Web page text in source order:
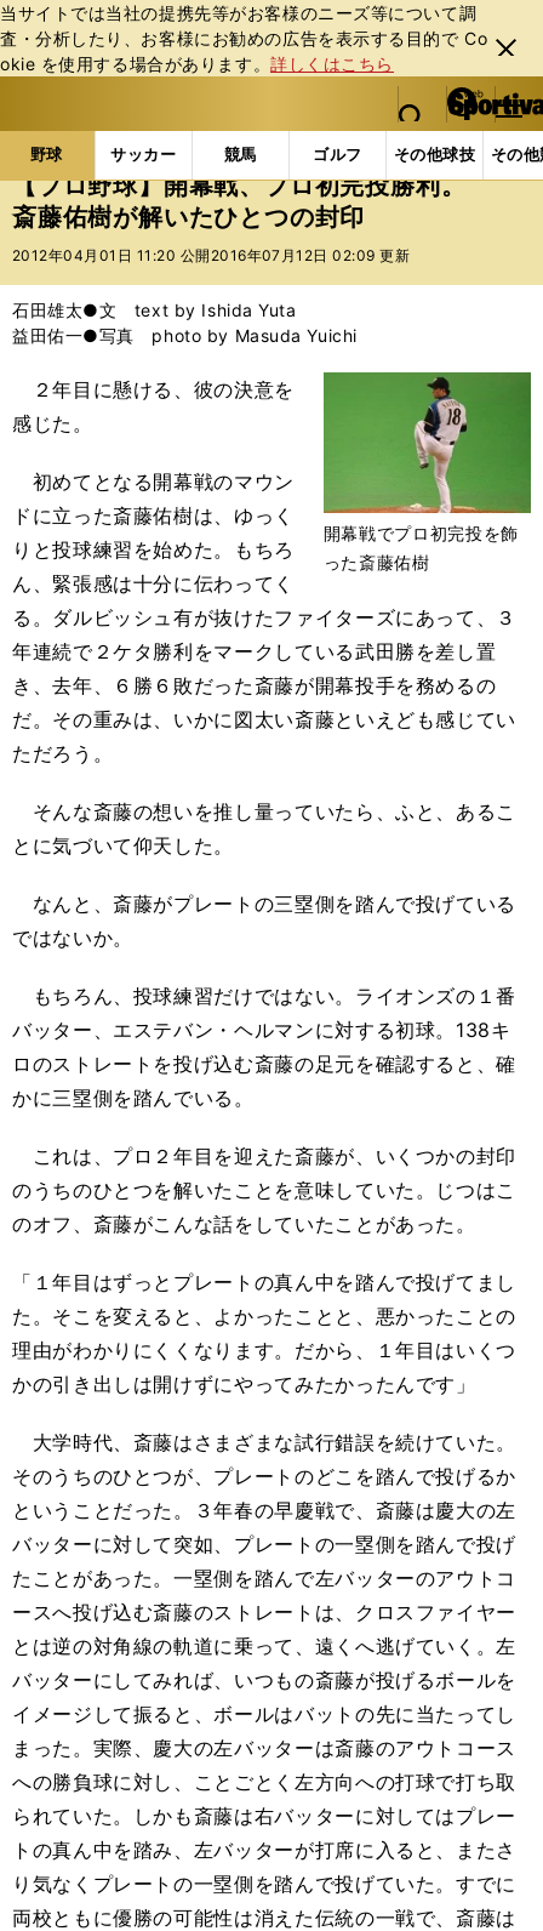
当サイトでは当社の提携先等がお客様のニーズ等について調
査・分析したり、お客様にお勧めの広告を表⽰する⽬的で Co
okie を使⽤する場合があります。詳しくはこちら
閉じ
る
web Sportiva (webスポルティーバ)
検索
マイペ
ー
ジ
メニュ
野球 サッカー 競馬 ゴルフ その他球技 その
b
ス
ポ
ル
バ
野球の記事一覧 プロ野球 【プロ野球】開幕戦、プ
【プロ野球】開幕戦、プロ初完投勝利。
斎藤佑樹が解いたひとつの封印
2012年04月01日 11:20 公開 2016年07月12日 02:09 更新
石田雄太●文 text by Ishida Yuta
益田佑一●写真 photo by Masuda Yuichi
開幕戦でプロ初完投を飾
った斎藤佑樹
２年目に懸ける、彼の決意を
感じた。
初めてとなる開幕戦のマウン
ドに立った斎藤佑樹は、ゆっく
りと投球練習を始めた。もちろ
ん、緊張感は十分に伝わってく
る。ダルビッシュ有が抜けたファイターズにあって、３
年連続で２ケタ勝利をマークしている武田勝を差し置
き、去年、６勝６敗だった斎藤が開幕投手を務めるの
だ。その重みは、いかに図太い斎藤といえども感じてい
ただろう。
そんな斎藤の想いを推し量っていたら、ふと、あるこ
とに気づいて仰天した。
なんと、斎藤がプレートの三塁側を踏んで投げている
ではないか。
もちろん、投球練習だけではない。ライオンズの１番
バッター、エステバン・ヘルマンに対する初球。138キ
ロのストレートを投げ込む斎藤の足元を確認すると、確
かに三塁側を踏んでいる。
これは、プロ２年目を迎えた斎藤が、いくつかの封印
のうちのひとつを解いたことを意味していた。じつはこ
のオフ、斎藤がこんな話をしていたことがあった。
「１年目はずっとプレートの真ん中を踏んで投げてまし
た。そこを変えると、よかったことと、悪かったことの
理由がわかりにくくなります。だから、１年目はいくつ
かの引き出しは開けずにやってみたかったんです」
大学時代、斎藤はさまざまな試行錯誤を続けていた。
そのうちのひとつが、プレートのどこを踏んで投げるか
ということだった。３年春の早慶戦で、斎藤は慶大の左
バッターに対して突如、プレートの一塁側を踏んで投げ
たことがあった。一塁側を踏んで左バッターのアウトコ
ースへ投げ込む斎藤のストレートは、クロスファイヤー
とは逆の対角線の軌道に乗って、遠くへ逃げていく。左
バッターにしてみれば、いつもの斎藤が投げるボールを
イメージして振ると、ボールはバットの先に当たってし
まった。実際、慶大の左バッターは斎藤のアウトコース
への勝負球に対し、ことごとく左方向への打球で打ち取
られていた。しかも斎藤は右バッターに対してはプレー
トの真ん中を踏み、左バッターが打席に入ると、またさ
り気なくプレートの一塁側を踏んで投げていた。すでに
両校ともに優勝の可能性は消えた伝統の一戦で、斎藤は